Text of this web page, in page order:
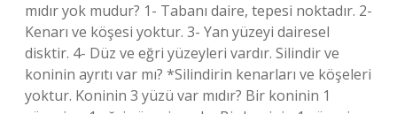
mıdır yok mudur? 1- Tabanı daire, tepesi noktadır. 2-
Kenarı ve köşesi yoktur. 3- Yan yüzeyi dairesel
disktir. 4- Düz ve eğri yüzeyleri vardır. Silindir ve
koninin ayrıtı var mı? *Silindirin kenarları ve köşeleri
yoktur. Koninin 3 yüzü var mıdır? Bir koninin 1